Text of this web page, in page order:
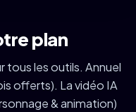
plan
tous les outils. Annuel
offerts). La vidéo IA
& animation)